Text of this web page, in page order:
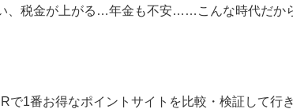
、税金が上がる…年金も不安……こんな時代だか
で1番お得なポイントサイトを比較・検証して行き